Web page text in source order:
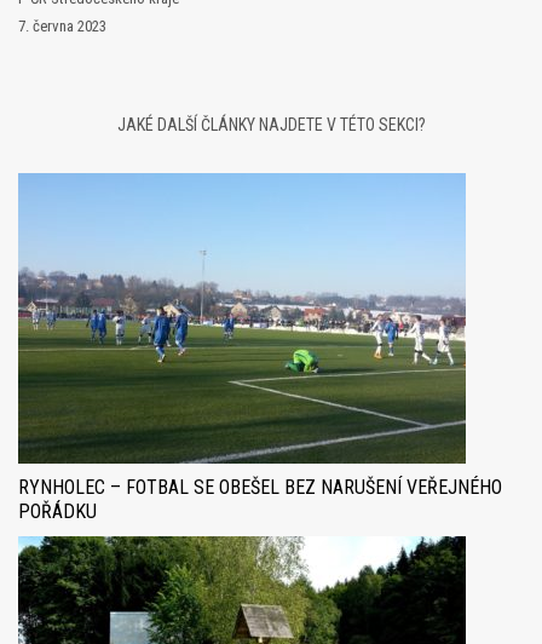
7. června 2023
JAKÉ DALŠÍ ČLÁNKY NAJDETE V TÉTO SEKCI?
RYNHOLEC – FOTBAL SE OBEŠEL BEZ NARUŠENÍ VEŘEJNÉHO
POŘÁDKU